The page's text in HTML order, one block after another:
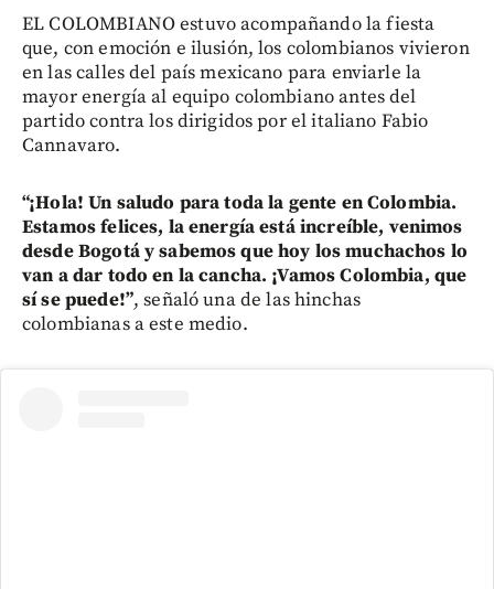
EL COLOMBIANO estuvo acompañando la fiesta
que, con emoción e ilusión, los colombianos vivieron
en las calles del país mexicano para enviarle la
mayor energía al equipo colombiano antes del
partido contra los dirigidos por el italiano Fabio
Cannavaro.
“¡Hola! Un saludo para toda la gente en Colombia.
Estamos felices, la energía está increíble, venimos
desde Bogotá y sabemos que hoy los muchachos lo
van a dar todo en la cancha. ¡Vamos Colombia, que
sí se puede!”, señaló una de las hinchas
colombianas a este medio.